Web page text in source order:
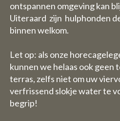
ontspannen omgeving kan
Uiteraard zijn hulphonden
binnen welkom.
Let op: als onze
kunnen we helaas ook geen
terras, zelfs niet om uw
verfrissend slokje water te
begrip!